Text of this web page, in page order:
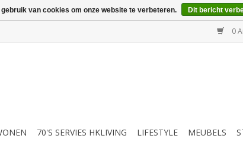
0
70'S SERVIES HKLIVING LIFESTYLE MEUBELS
van cookies om onze website te verbeteren. Dit bericht